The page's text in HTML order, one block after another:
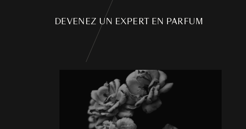
DEVENEZ UN EXPERT EN PARFUM